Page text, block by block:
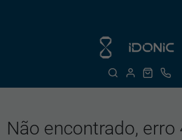
Não encontrado, erro